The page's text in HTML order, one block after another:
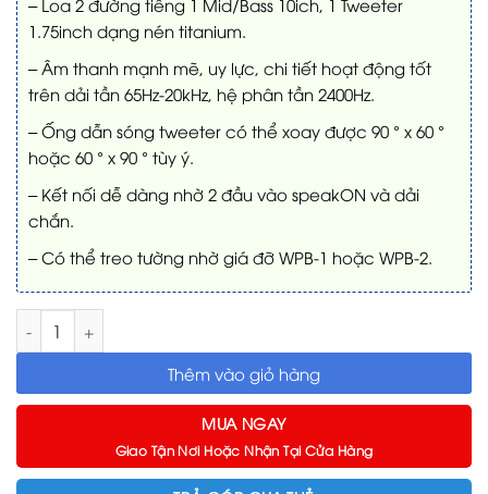
1.75inch dạng nén titanium.
– Âm thanh mạnh mẽ, uy lực, chi tiết hoạt động tốt
trên dải tần 65Hz-20kHz, hệ phân tần 2400Hz.
– Ống dẫn sóng tweeter có thể xoay được 90 ° x 60 °
hoặc 60 ° x 90 ° tùy ý.
– Kết nối dễ dàng nhờ 2 đầu vào speakON và dải
chắn.
– Có thể treo tường nhờ giá đỡ WPB-1 hoặc WPB-2.
Loa Wharfedale Sigma X10 số lượng
Thêm vào giỏ hàng
MUA NGAY
Giao Tận Nơi Hoặc Nhận Tại Cửa Hàng